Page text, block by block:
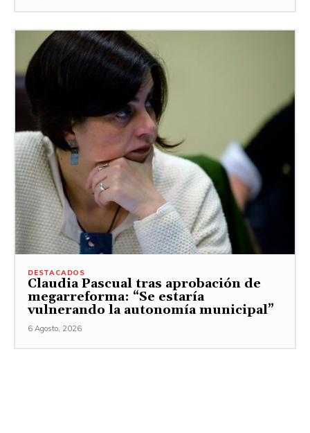
DESTACADOS
Claudia Pascual tras aprobación de
megarreforma: “Se estaría
vulnerando la autonomía municipal”
6 Agosto, 2026